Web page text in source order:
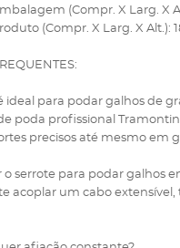
(Compr. X Larg. X
(Compr. X Larg. X Alt.):
ideal para podar galhos de
poda profissional
precisos até mesmo em
o serrote para podar galhos
acoplar um cabo